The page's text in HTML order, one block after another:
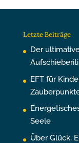
Letzte Beiträge
Der
EFT für
Seele
Über Glück,